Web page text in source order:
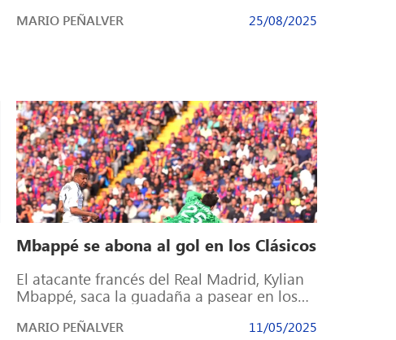
MARIO PEÑALVER 25/08/2025
Mbappé se abona al gol en los Clásicos
El atacante francés del Real Madrid, Kylian
Mbappé, saca la guadaña a pasear en los
MARIO PEÑALVER 11/05/2025